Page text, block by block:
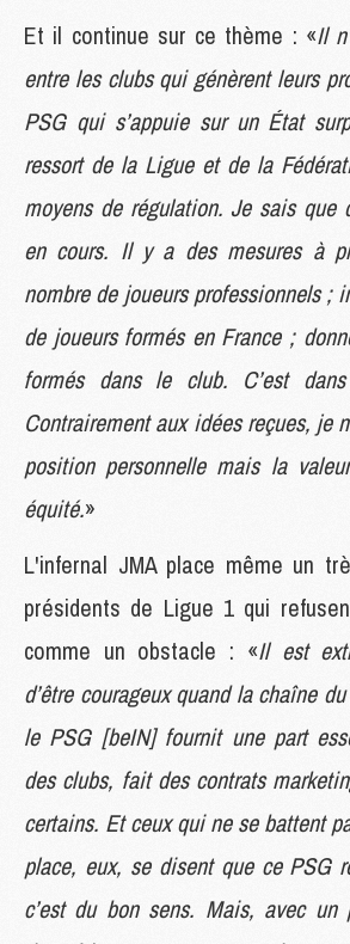
Et il continue sur ce thème : «Il
entre les clubs qui génèrent leurs
PSG qui s’appuie sur un État
ressort de la Ligue et de la
moyens de régulation. Je sais que
en cours. Il y a des mesures à
nombre de joueurs professionnels ;
de joueurs formés en France ;
formés dans le club. C’est dans
Contrairement aux idées reçues, je
position personnelle mais la
équité.»
L'infernal JMA place même un
présidents de Ligue 1 qui
comme un obstacle : «Il est
d’être courageux quand la chaîne
le PSG [beIN] fournit une part
des clubs, fait des contrats
certains. Et ceux qui ne se battent
place, eux, se disent que ce PSG
c’est du bon sens. Mais, avec un